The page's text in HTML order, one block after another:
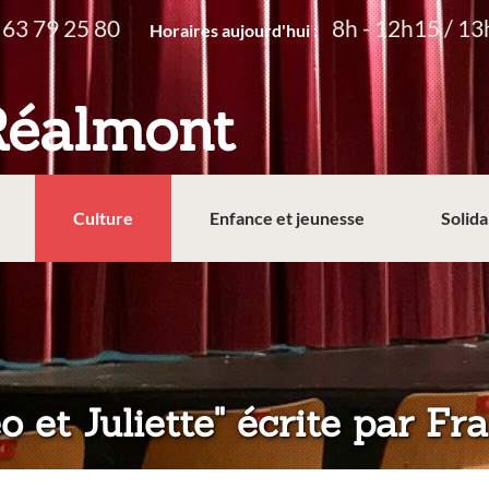
79 25 80 Horaires aujourd'hui : 8h - 12h15 /
Culture Enfance et jeunesse
et Juliette" écrite par